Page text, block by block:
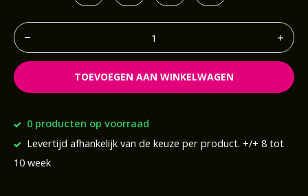
TOEVOEGEN AAN WINKELWAGEN
0 producten op voorraad
Levertijd afhankelijk van de keuze per product. +/+ 8 tot
10 week